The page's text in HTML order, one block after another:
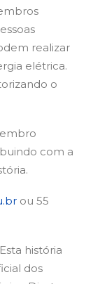
realizar
elétrica.
o
com a
ou 55
história
dos